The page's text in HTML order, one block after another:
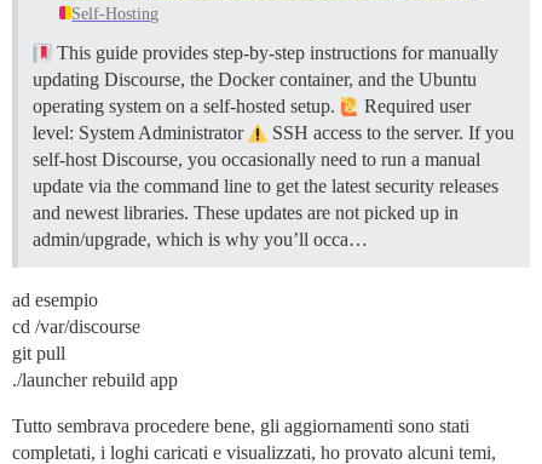
Self-Hosting
This guide provides step-by-step instructions for manually
updating Discourse, the Docker container, and the Ubuntu
operating system on a self-hosted setup.
Required user
level: System Administrator
SSH access to the server. If you
self-host Discourse, you occasionally need to run a manual
update via the command line to get the latest security releases
and newest libraries. These updates are not picked up in
admin/upgrade, which is why you’ll occa…
ad esempio
cd /var/discourse
git pull
./launcher rebuild app
Tutto sembrava procedere bene, gli aggiornamenti sono stati
completati, i loghi caricati e visualizzati, ho provato alcuni temi,